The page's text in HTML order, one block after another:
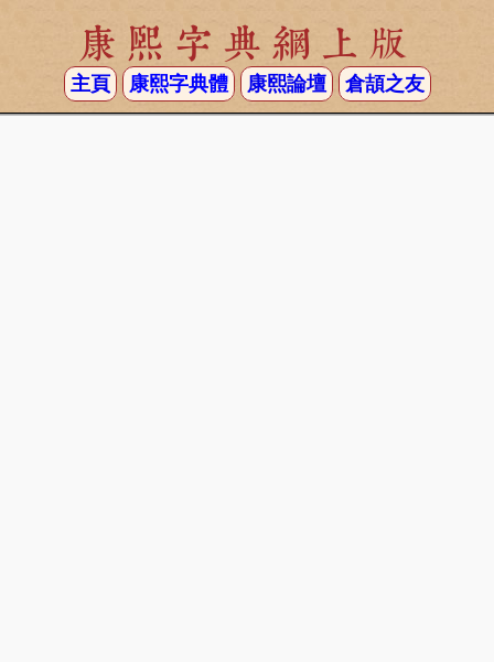
康熙字典網上版
主頁 康熙字典體 康熙論壇 倉頡之友